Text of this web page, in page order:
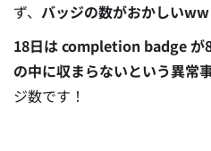
ず、 バッジの数がおかしいww
18日は completion badge が
の中に収まらないという異常
ジ数です！